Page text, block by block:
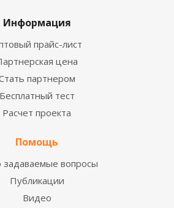
Информация
прайс-лист
цена
партнером
Бесплатный тест
Расчет проекта
Помощь
задаваемые вопросы
Публикации
Видео